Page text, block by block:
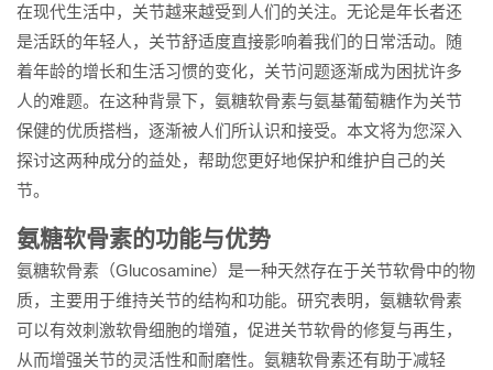
在现代生活中，关节越来越受到人们的关注。无论是年长者还
是活跃的年轻人，关节舒适度直接影响着我们的日常活动。随
着年龄的增长和生活习惯的变化，关节问题逐渐成为困扰许多
人的难题。在这种背景下，氨糖软骨素与氨基葡萄糖作为关节
保健的优质搭档，逐渐被人们所认识和接受。本文将为您深入
探讨这两种成分的益处，帮助您更好地保护和维护自己的关
节。
氨糖软骨素的功能与优势
氨糖软骨素（Glucosamine）是一种天然存在于关节软骨中的物
质，主要用于维持关节的结构和功能。研究表明，氨糖软骨素
可以有效刺激软骨细胞的增殖，促进关节软骨的修复与再生，
从而增强关节的灵活性和耐磨性。氨糖软骨素还有助于减轻